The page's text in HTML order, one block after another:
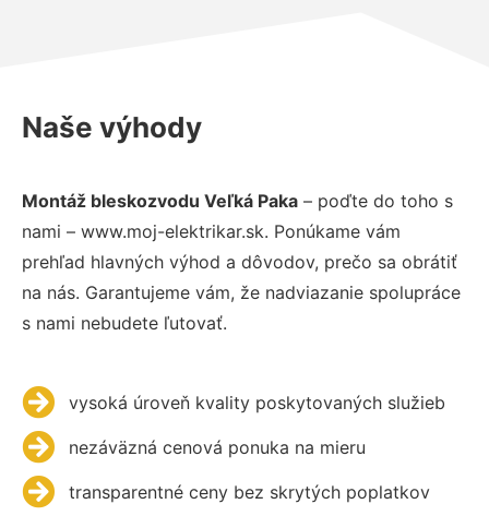
Naše výhody
Montáž bleskozvodu Veľká Paka – poďte do toho s
nami – www.moj-elektrikar.sk. Ponúkame vám
prehľad hlavných výhod a dôvodov, prečo sa obrátiť
na nás. Garantujeme vám, že nadviazanie spolupráce
s nami nebudete ľutovať.
vysoká úroveň kvality poskytovaných služieb
nezáväzná cenová ponuka na mieru
transparentné ceny bez skrytých poplatkov